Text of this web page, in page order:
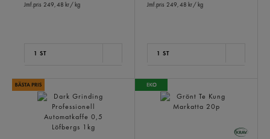
Jmf.pris 249,48 kr/ kg
1 ST
Jmf.pris 249,48 kr/ kg
1 ST